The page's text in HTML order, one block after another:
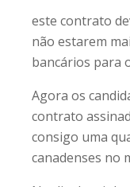
este contrato
não estarem
bancários para
Agora os
contrato
consigo uma
canadenses no